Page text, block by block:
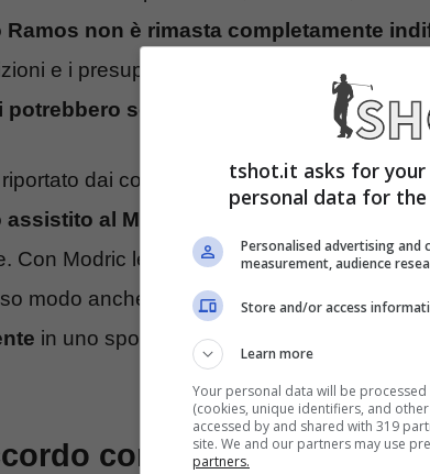
Ramos non è rimasta completamente
e i presupposti per riuscire a trovare un
potrebbero senza troppi problemi
dai colleghi di MilanNews,
al Milan,
Con Modric le cose sono andate piuttosto
modo anche con il centrale, che
in uno spogliatoio che potrebbe averne
con Ramos
tshot.it asks for
personal data for
Personalised advertising
measurement, audience
Store and/or access
Learn more
Your personal data will be
(cookies, unique identifiers, and
accessed by and shared with 319
site. We and our partners may use
partners.